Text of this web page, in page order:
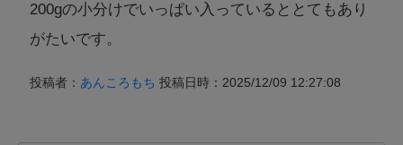
200gの小分けでいっぱい入っているととてもあり
がたいです。
投稿者： あんころもち 投稿日時：2025/12/09 12:27:08